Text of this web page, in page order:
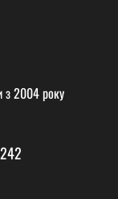
з 2004 року